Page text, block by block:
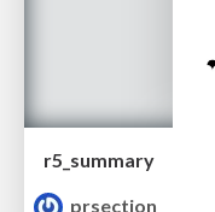
r5_summary
prsection